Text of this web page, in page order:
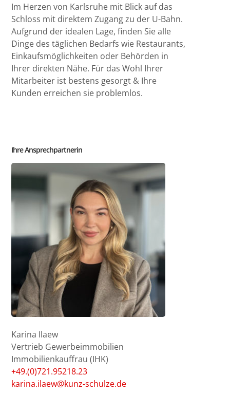
Im Herzen von Karlsruhe mit Blick auf das
Schloss mit direktem Zugang zu der U-Bahn.
Aufgrund der idealen Lage, finden Sie alle
Dinge des täglichen Bedarfs wie Restaurants,
Einkaufsmöglichkeiten oder Behörden in
Ihrer direkten Nähe. Für das Wohl Ihrer
Mitarbeiter ist bestens gesorgt & Ihre
Kunden erreichen sie problemlos.
Ihre Ansprechpartnerin
Karina Ilaew
Vertrieb Gewerbeimmobilien
Immobilienkauffrau (IHK)
+49.(0)721.95218.23
karina.ilaew@kunz-schulze.de